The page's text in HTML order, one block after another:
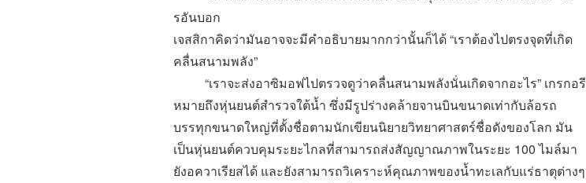
รอันบอก
เจสสิกาคิดว่ามันอาจจะมีคำอธิบายมากกว่านั้นก็ได้“เราต้องไปตรงจุดที่เกิด
คลื่นสนามพลัง”
“เราจะส่งอาซิมอฟไปตรวจดูว่าคลื่นสนามพลังนั่นเกิดจากอะไร” เกรกอรี
หมายถึงหุ่นยนต์สำรวจใต้น้ำ ซึ่งมีรูปร่างคล้ายจานบินขนาดเท่ากับล้อรถ
บรรทุกขนาดใหญ่ที่ตั้งชื่อตามนักเขียนนิยายวิทยาศาสตร์ชื่อดังของโลก มัน
เป็นหุ่นยนต์ควบคุมระยะไกลที่สามารถส่งสัญญาณภาพในระยะ 100 ไมล์มา
ยังอควาเรียสได้ และยังสามารถวิเคราะห์คุณภาพของน้ำทะเลกับแร่ธาตุต่างๆ